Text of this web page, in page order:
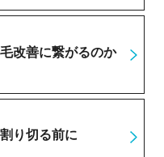
改善に繋がるのか
り切る前に